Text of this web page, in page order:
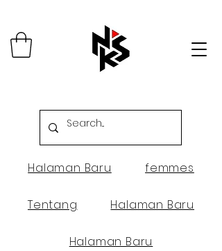
Halaman Baru femmes
Tentang Halaman Baru
Halaman Baru